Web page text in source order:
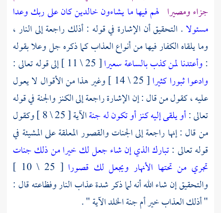
جزاء ومصيرا لهم فيها ما يشاءون خالدين كان على ربك وعدا
مسئولا. التحقيق أن الإشارة في قوله : أذلك راجعة إلى النار ،
وما يلقاه الكفار فيها من أنواع العذاب كما ذكره جل وعلا بقوله
:وأعتدنا لمن كذب بالساعة سعيرا[ 25 \ 11 ] إلى قوله تعالى :
وادعوا ثبورا كثيرا
[ 25 \ 14 ] وغير هذا من الأقوال لا يعول
عليه ، كقول من قال : إن الإشارة راجعة إلى الكنز والجنة في قوله
تعالى :أو يلقى إليه كنز أو تكون له جنة
الآية [ 25 \ 8 ] وكقول
من قال : إنها راجعة إلى الجنات والقصور المعلقة على المشيئة في
قوله تعالى :تبارك الذي إن شاء جعل لك خيرا من ذلك جنات
تجري من تحتها الأنهار ويجعل لك قصورا
[ 25 \ 10 ]
والتحقيق إن شاء الله أنه لما ذكر شدة عذاب النار وفظاعته قال :
" أذلك العذاب خير أم جنة الخلد الآية " .